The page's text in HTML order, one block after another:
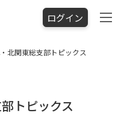
ログイン
北関東総支部トピックス
トピックス